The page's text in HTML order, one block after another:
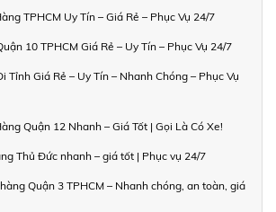
TPHCM Uy Tín – Giá Rẻ – Phục Vụ 24/7
10 TPHCM Giá Rẻ – Uy Tín – Phục Vụ 24/7
Tỉnh Giá Rẻ – Uy Tín – Nhanh Chóng – Phục Vụ
Quận 12 Nhanh – Giá Tốt | Gọi Là Có Xe!
Thủ Đức nhanh – giá tốt | Phục vụ 24/7
Quận 3 TPHCM – Nhanh chóng, an toàn, giá